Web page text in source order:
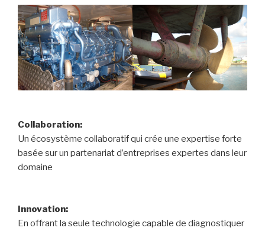
Collaboration:
Un écosystème collaboratif qui crée une expertise forte
basée sur un partenariat d’entreprises expertes dans leur
domaine
Innovation:
En offrant la seule technologie capable de diagnostiquer